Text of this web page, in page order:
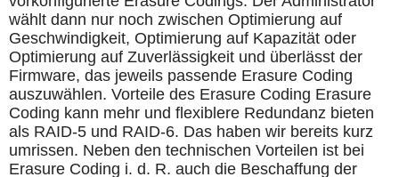
wählt dann nur noch zwischen Optimierung auf
Geschwindigkeit, Optimierung auf Kapazität oder
Optimierung auf Zuverlässigkeit und überlässt der
Firmware, das jeweils passende Erasure Coding
auszuwählen. Vorteile des Erasure Coding Erasure
Coding kann mehr und flexiblere Redundanz bieten
als RAID-5 und RAID-6. Das haben wir bereits kurz
umrissen. Neben den technischen Vorteilen ist bei
Erasure Coding i. d. R. auch die Beschaffung der